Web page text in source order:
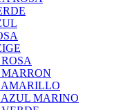
MARRON
AMARILLO
AZUL MARINO